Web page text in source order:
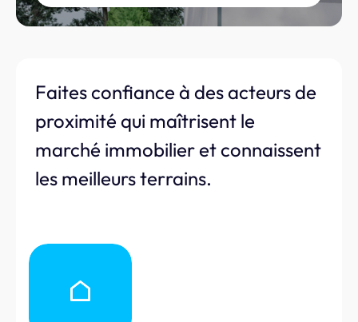
Faites confiance à des acteurs de
proximité qui maîtrisent le
marché immobilier et connaissent
les meilleurs terrains.